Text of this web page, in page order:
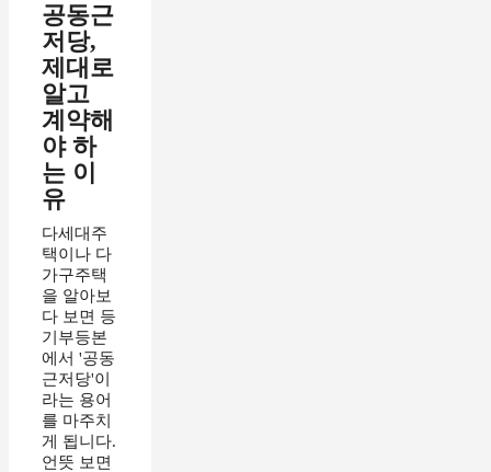
공동근
저당,
제대로
알고
계약해
야 하
는 이
유
다세대주
택이나 다
가구주택
을 알아보
다 보면 등
기부등본
에서 '공동
근저당'이
라는 용어
를 마주치
게 됩니다.
언뜻 보면